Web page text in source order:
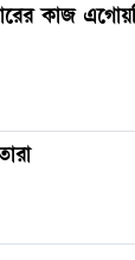
কাজ